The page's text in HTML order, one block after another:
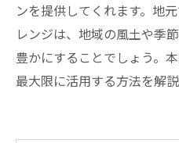
ンを提供してくれます。地
レンジは、地域の風土や季
豊かにすることでしょう。
最大限に活用する方法を解説